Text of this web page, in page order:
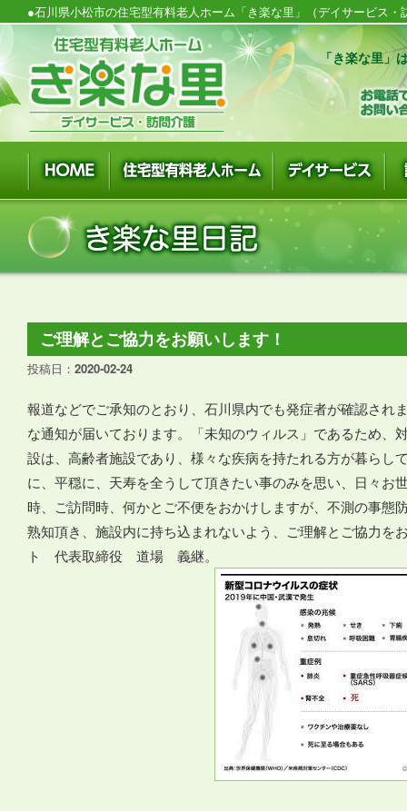
●石川県小松市の住宅型有料老人ホーム「き楽な里」（デイサービス
「き楽な里」
ご理解とご協力をお願いします！
投稿日： 2020-02-24
報道などでご承知のとおり、石川県内でも発症者が確認され
な通知が届いております。「未知のウィルス」であるため、
設は、高齢者施設であり、様々な疾病を持たれる方が暮らし
に、平穏に、天寿を全うして頂きたい事のみを思い、日々お
時、ご訪問時、何かとご不便をおかけしますが、不測の事態
熟知頂き、施設内に持ち込まれないよう、ご理解とご協力を
ト 代表取締役 道場 義継。